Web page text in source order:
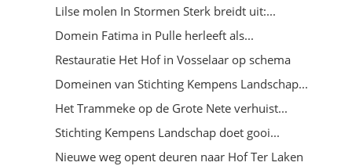
Lilse molen In Stormen Sterk breidt uit:...
Domein Fatima in Pulle herleeft als...
Restauratie Het Hof in Vosselaar op schema
Domeinen van Stichting Kempens Landschap...
Het Trammeke op de Grote Nete verhuist...
Stichting Kempens Landschap doet gooi...
Nieuwe weg opent deuren naar Hof Ter Laken